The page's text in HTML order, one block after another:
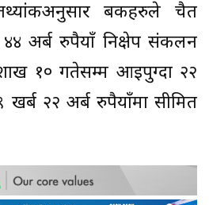
बैंकहरुले चैत
अर्ब रुपैयाँ निक्षेप संकलन
१० गतेसम्म आइपुग्दा २२
२२ अर्ब रुपैयाँमा सीमित